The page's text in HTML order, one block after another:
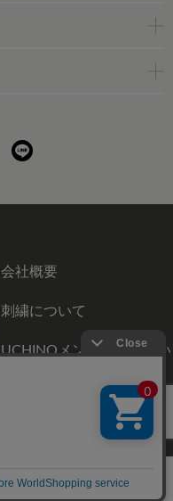
カート
会社概要
刺繍について
UCHINOメンバーズについ